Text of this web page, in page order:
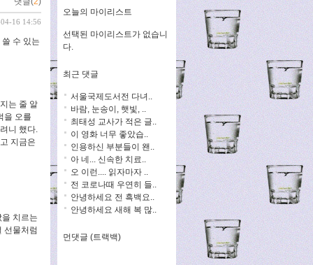
16 14:56
수 있는
는 줄 알
을 오를
니 했다.
지금은
치르는
선물처럼
오늘의 마이리스트
선택된 마이리스트가 없습니
다.
최근 댓글
서울국제도서전 다녀..
바람, 눈송이, 햇빛, ..
최태성 교사가 적은 글..
이 영화 너무 좋았습..
인용하신 부분들이 왠..
아 네... 신속한 치료..
오 이런.... 읽자마자 ..
전 코로나때 우연히 들..
안녕하세요 전 흑백요..
안녕하세요 새해 복 많..
먼댓글 (트랙백)